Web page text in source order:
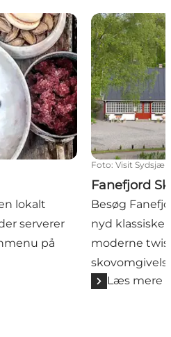
lokalt
serverer
på
Fanefjord
Foto: Visit
Fanefjord
Besøg
nyd
moderne
Læs mere